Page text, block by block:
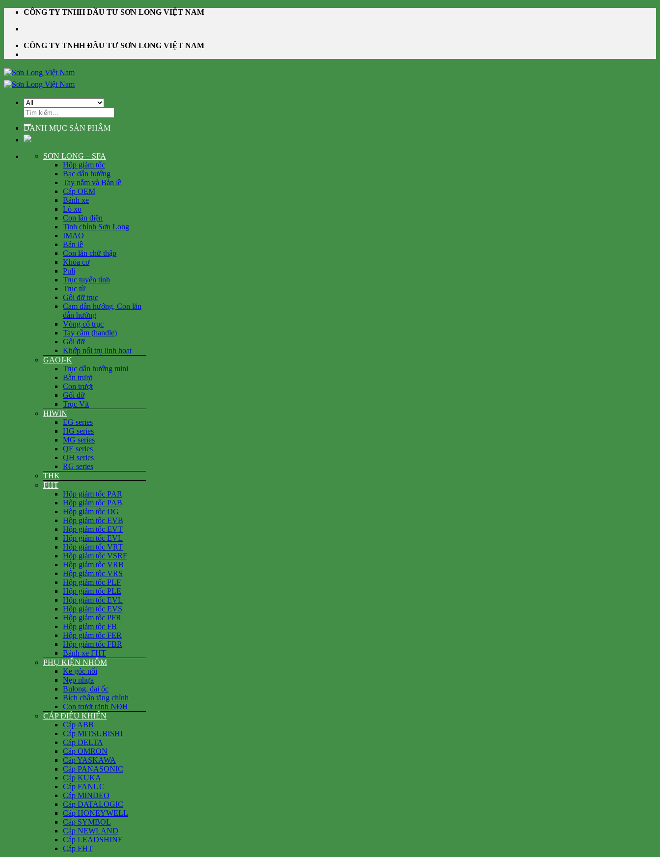
Skip
content
CÔNG TY TNHH ĐẦU TƯ SƠN LONG VIỆT NAM
CÔNG TY TNHH ĐẦU TƯ SƠN LONG VIỆT NAM
Tìm
kiếm:
DANH MỤC SẢN PHẨM
SƠN LONG – SFA
Hộp giảm tốc
Bạc dẫn hướng
Tay nắm và Bản lề
Cáp OEM
Bánh xe
Lò xo
Con lăn điện
Tinh chỉnh Sơn Long
IMAO
Bản lề
Con lăn chữ thập
Khóa cơ
Puli
Trục tuyến tính
Trục từ
Gối đỡ trục
Cam dẫn hướng, Con lăn
dẫn hướng
Vòng cổ trục
Tay cầm (handle)
Gối đỡ
Khớp nối trụ linh hoạt
GAOJ-K
Trục dẫn hướng mini
Bàn trượt
Con trượt
Gối đỡ
Trục Vít
HIWIN
EG series
HG series
MG series
QE series
QH series
RG series
THK
FHT
Hộp giảm tốc PAR
Hộp giảm tốc PAB
Hộp giảm tốc DG
Hộp giảm tốc EVB
Hộp giảm tốc EVT
Hộp giảm tốc EVL
Hộp giảm tốc VRT
Hộp giảm tốc VSRF
Hộp giảm tốc VRB
Hộp giảm tốc VRS
Hộp giảm tốc PLF
Hộp giảm tốc PLE
Hộp giảm tốc EVL
Hộp giảm tốc EVS
Hộp giảm tốc PFR
Hộp giảm tốc FB
Hộp giảm tốc FER
Hộp giảm tốc FBR
Bánh xe FHT
PHỤ KIỆN NHÔM
Ke góc nổi
Nẹp nhựa
Bulong, đai ốc
Bích chân tăng chỉnh
Con trượt rãnh NĐH
CÁP ĐIỀU KHIỂN
Cáp ABB
Cáp MITSUBISHI
Cáp DELTA
Cáp OMRON
Cáp YASKAWA
Cáp PANASONIC
Cáp KUKA
Cáp FANUC
Cáp MINDEO
Cáp DATALOGIC
Cáp HONEYWELL
Cáp SYMBOL
Cáp NEWLAND
Cáp LEADSHINE
Cáp FHT